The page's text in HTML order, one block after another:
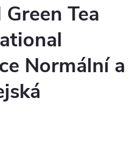
Tea
Normální a